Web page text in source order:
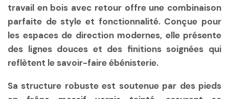
travail en bois avec retour offre une combinaison
parfaite de style et fonctionnalité. Conçue pour
les espaces de direction modernes, elle présente
des lignes douces et des finitions soignées qui
reflètent le savoir-faire ébénisterie.
Sa structure robuste est soutenue par des pieds